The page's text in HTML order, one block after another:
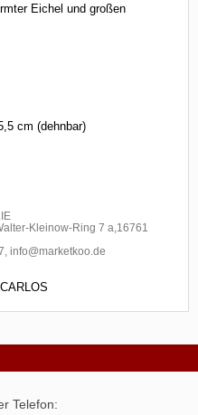
Eichel und großen
cm (dehnbar)
Kleinow-Ring 7 a,16761
info@marketkoo.de
CARLOS
Telefon: